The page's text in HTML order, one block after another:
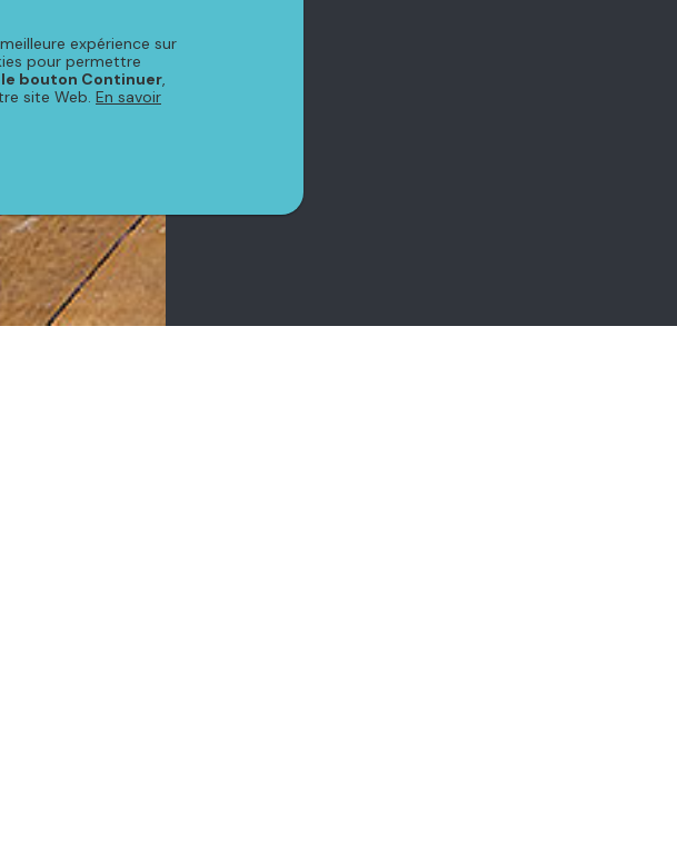
expérience sur
pour permettre
bouton Continuer,
site Web. En savoir